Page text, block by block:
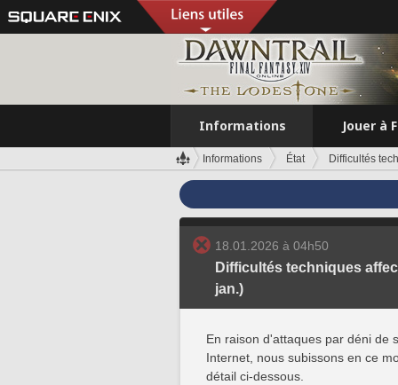
Informations Jouer à
Informations État Difficultés
18.01.2026 à 04h50
Difficultés techniques
jan.)
En raison d'attaques par déni de
Internet, nous subissons en ce
détail ci-dessous.